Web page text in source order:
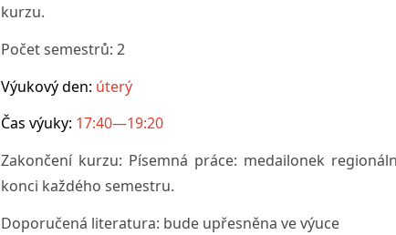
kurzu.
Počet semestrů: 2
Výukový den: úterý
Čas výuky: 17:40—19:20
Zakončení kurzu: Písemná práce: medailonek
konci každého semestru.
Doporučená literatura: bude upřesněna ve výuce